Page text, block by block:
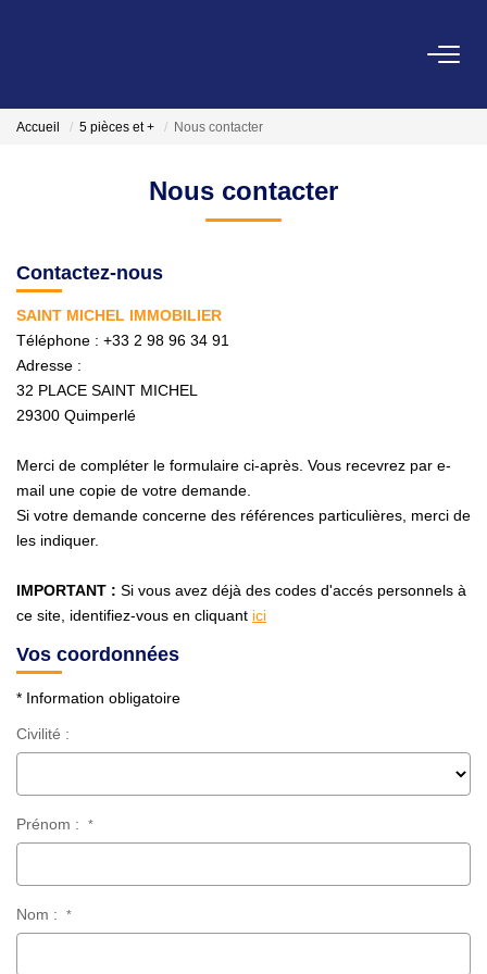
VENDRE
GESTION
Avis Clients
Accueil 5 pièces et + Nous contacter
Nous contacter
Contactez-nous
SAINT MICHEL IMMOBILIER
Téléphone : +33 2 98 96 34 91
Adresse :
32 PLACE SAINT MICHEL
29300 Quimperlé
Merci de compléter le formulaire ci-après. Vous recevrez par e-
mail une copie de votre demande.
Si votre demande concerne des références particulières, merci de
les indiquer.
IMPORTANT : Si vous avez déjà des codes d'accés personnels à
ce site, identifiez-vous en cliquant ici
Vos coordonnées
* Information obligatoire
Civilité :
Prénom : *
Nom : *